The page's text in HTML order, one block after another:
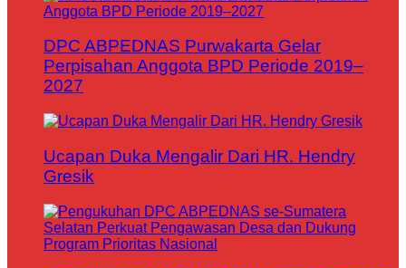
DPC ABPEDNAS Purwakarta Gelar
Perpisahan Anggota BPD Periode 2019–
2027
Ucapan Duka Mengalir Dari HR. Hendry
Gresik